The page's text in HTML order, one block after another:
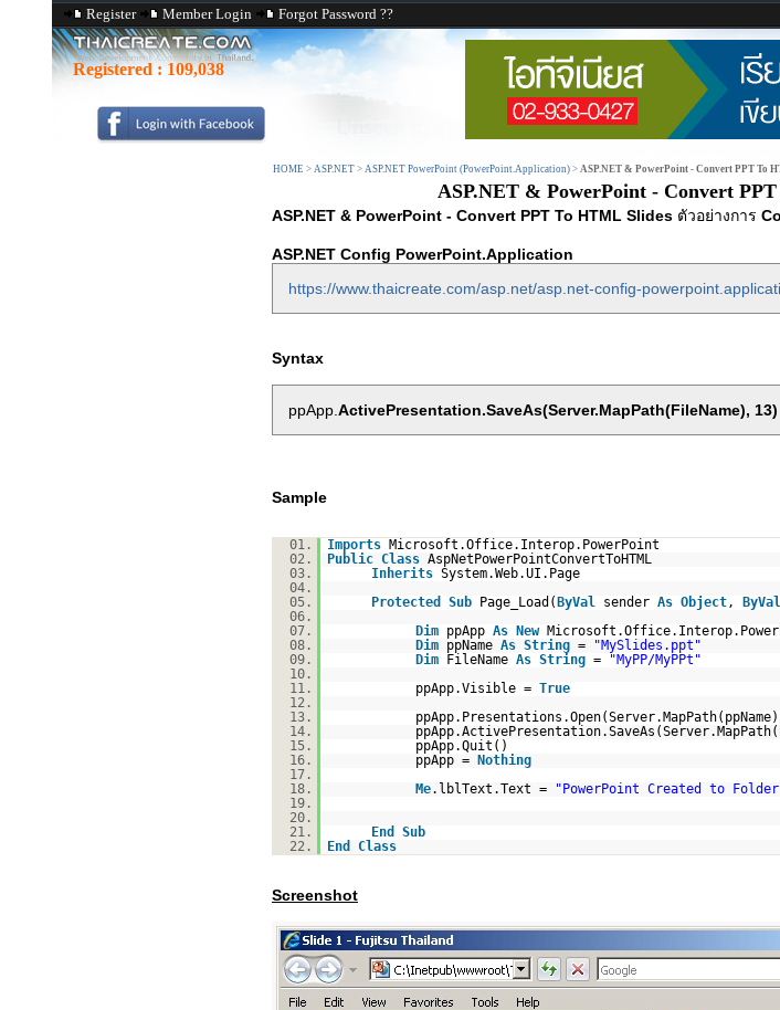
Register Member Login Forgot Password ??
Registered : 109,038
HOME > ASP.NET > ASP.NET PowerPoint (PowerPoint.Application) > ASP.NET & PowerPoint - Convert PPT To
ASP.NET & PowerPoint - Convert
ASP.NET & PowerPoint - Convert PPT To HTML Slides ตัวอย่างการ
ASP.NET Config PowerPoint.Application
https://www.thaicreate.com/asp.net/asp.net-config-
Syntax
ppApp. ActivePresentation.SaveAs(Server.MapPath(FileName), 13)
Sample
01. Imports
Microsoft.Office.Interop.PowerPoint
02.
Public Class AspNetPowerPointConvertToHTML
03.
Inherits System.Web.UI.Page
04.
05.
Protected Sub Page_Load( ByVal sender As Object, ByVal
06.
07.
Dim ppApp As New
08.
Dim ppName As String =
"MySlides.ppt"
09.
Dim FileName As String =
"MyPP/MyPPt"
10.
11.
ppApp.Visible = True
12.
13.
14.
15.
ppApp.Quit()
16.
ppApp =
Nothing
17.
18.
Me.lblText.Text = "PowerPoint Created to
19.
20.
21.
End
Sub
22.
End Class
Screenshot